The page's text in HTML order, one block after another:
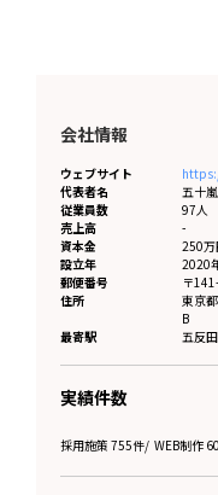
会社情報
ウェブサイト
代表者名
五十
従業員数
97人
売上高
-
資本金
250万
設立年
2020
郵便番号
〒
住所
東京都
B
最寄駅
五反
実績件数
採用施策 755件/ WEB制作